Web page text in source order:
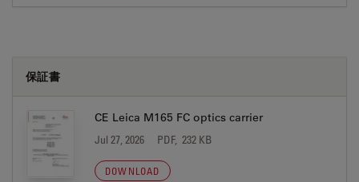
保証書
CE Leica M165 FC optics carrier
Jul 27, 2026 PDF, 232 KB
DOWNLOAD